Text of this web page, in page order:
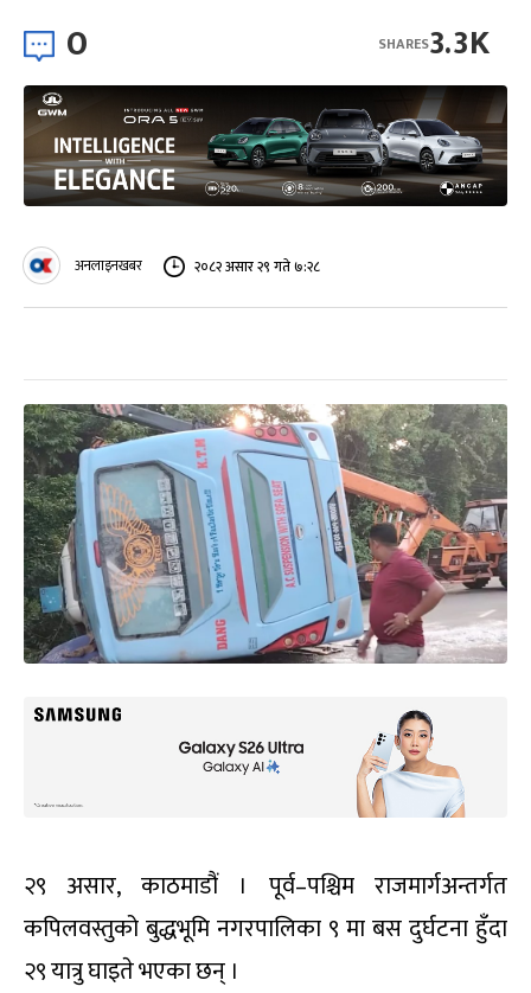
0 3.3K
SHARES
अनलाइनखबर २०८२ असार २९ गते ७:२८
२९ असार, काठमाडौं । पूर्व–पश्चिम राजमार्गअन्तर्गत
कपिलवस्तुको बुद्धभूमि नगरपालिका ९ मा बस दुर्घटना हुँदा
२९ यात्रु घाइते भएका छन् ।